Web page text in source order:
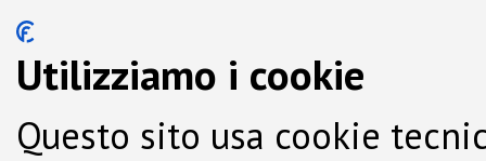
Utilizziamo i cookie
Questo sito usa cookie